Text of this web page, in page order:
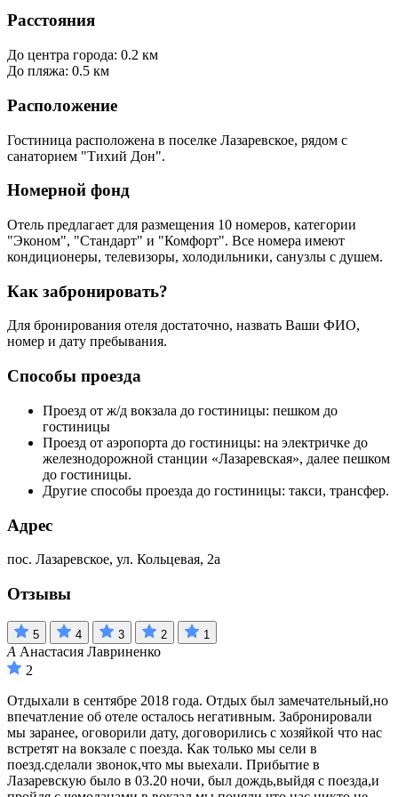
Расстояния
До центра города: 0.2 км
До пляжа: 0.5 км
Расположение
Гостиница расположена в поселке Лазаревское, рядом с
санаторием "Тихий Дон".
Номерной фонд
Отель предлагает для размещения 10 номеров, категории
"Эконом", "Стандарт" и "Комфорт". Все номера имеют
кондиционеры, телевизоры, холодильники, санузлы с душем.
Как забронировать?
Для бронирования отеля достаточно, назвать Ваши ФИО,
номер и дату пребывания.
Способы проезда
Проезд от ж/д вокзала до гостиницы: пешком до
гостиницы
Проезд от аэропорта до гостиницы: на электричке до
железнодорожной станции «Лазаревская», далее пешком
до гостиницы.
Другие способы проезда до гостиницы: такси, трансфер.
Адрес
пос. Лазаревское, ул. Кольцевая, 2а
Отзывы
5 4 3 2 1
А Анастасия Лавриненко
2
Отдыхали в сентябре 2018 года. Отдых был замечательный,но
впечатление об отеле осталось негативным. Забронировали
мы заранее, оговорили дату, договорились с хозяйкой что нас
встретят на вокзале с поезда. Как только мы сели в
поезд.сделали звонок,что мы выехали. Прибытие в
Лазаревскую было в 03.20 ночи, был дождь,выйдя с поезда,и